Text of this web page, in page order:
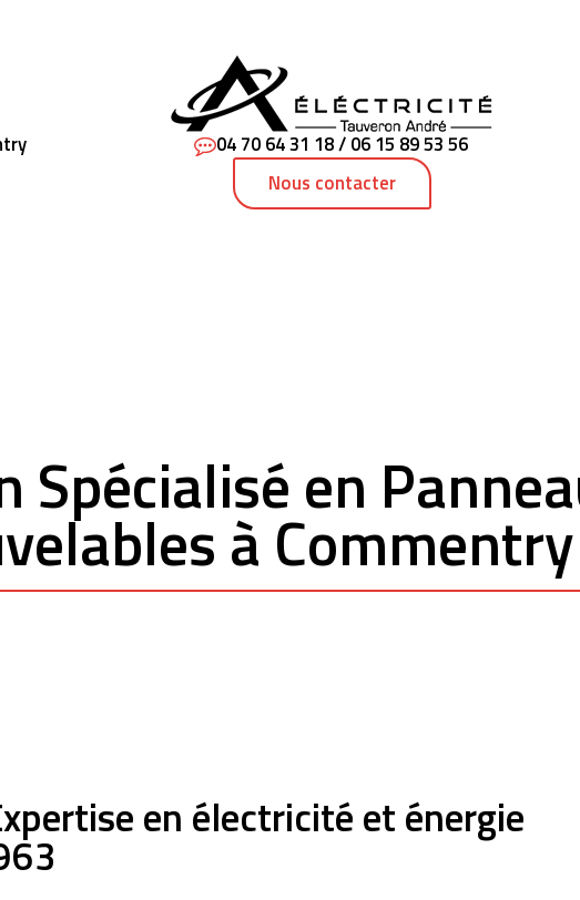
04 70 64 31 18 / 06 15 89 53 56
Nous contacter
Spécialisé en
à
en électricité et énergie